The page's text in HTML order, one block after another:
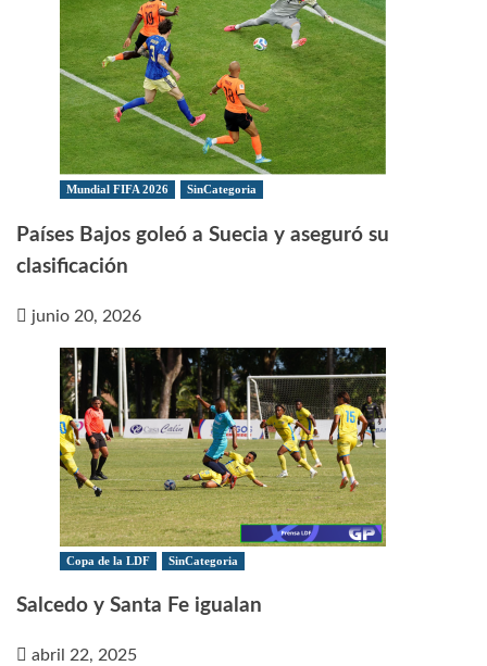
Mundial FIFA 2026 SinCategoria
Países Bajos goleó a Suecia y aseguró su
clasificación
junio 20, 2026
Copa de la LDF SinCategoria
Salcedo y Santa Fe igualan
abril 22, 2025